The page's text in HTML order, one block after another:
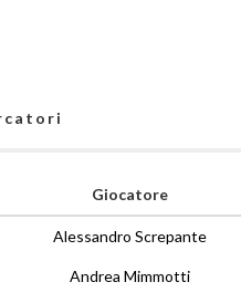
Giocatore
Alessandro Screpante
Andrea Mimmotti